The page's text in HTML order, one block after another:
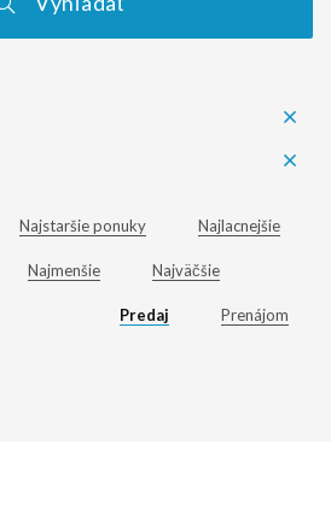
Najstaršie ponuky Najlacnejšie
Najmenšie Najväčšie
Predaj Prenájom